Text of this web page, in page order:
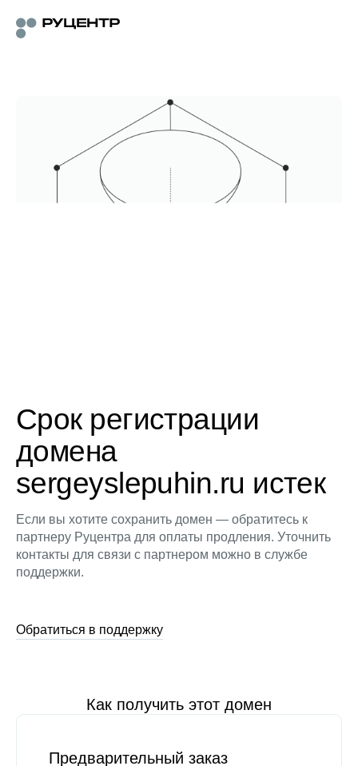
Срок регистрации
домена
sergeyslepuhin.ru истек
Если вы хотите сохранить домен — обратитесь к
партнеру Руцентра для оплаты продления. Уточнить
контакты для связи с партнером можно в службе
поддержки.
Обратиться в поддержку
Как получить этот домен
Предварительный заказ